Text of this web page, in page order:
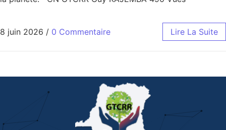
8 juin 2026 / 0 Commentaire Lire La Suite